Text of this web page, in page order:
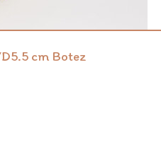
cm Botez